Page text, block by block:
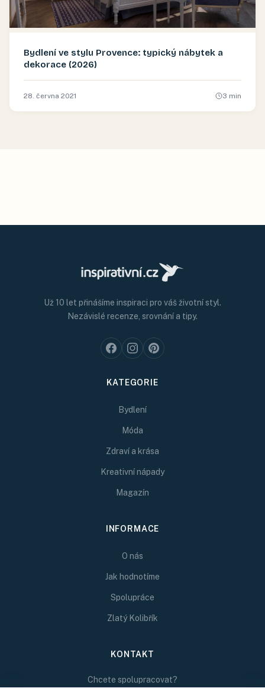
Bydlení ve stylu Provence: typický nábytek a
dekorace (2026)
28. června 2021 3 min
Už 10 let přinášíme inspiraci pro váš životní styl.
Nezávislé recenze, srovnání a tipy.
KATEGORIE
Bydlení
Móda
Zdraví a krása
Kreativní nápady
Magazín
INFORMACE
O nás
Jak hodnotíme
Spolupráce
Zlatý Kolibřík
KONTAKT
Chcete spolupracovat?